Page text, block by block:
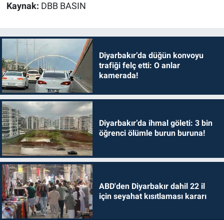
Kaynak: DBB BASIN
Diyarbakır’da düğün konvoyu
trafiği felç etti: O anlar
kamerada!
Diyarbakır’da ihmal göleti: 3 bin
öğrenci ölümle burun buruna!
ABD'den Diyarbakır dahil 22 il
için seyahat kısıtlaması kararı